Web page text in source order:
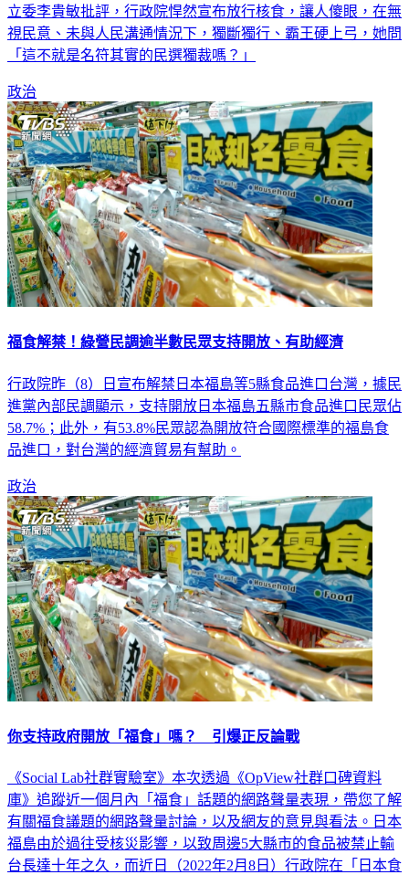
入跨太平洋夥伴全面進步協定（CPTPP）有更大助力。國民黨
立委李貴敏批評，行政院悍然宣布放行核食，讓人傻眼，在無
視民意、未與人民溝通情況下，獨斷獨行、霸王硬上弓，她問
政治
行政院昨（8）日宣布解禁日本福島等5縣食品進口台灣，據民
進黨內部民調顯示，支持開放日本福島五縣市食品進口民眾佔
58.7%；此外，有53.8%民眾認為開放符合國際標準的福島食
政治
《Social Lab社群實驗室》本次透過《OpView社群口碑資料
庫》追蹤近一個月內「福食」話題的網路聲量表現，帶您了解
有關福食議題的網路聲量討論，以及網友的意見與看法。日本
福島由於過往受核災影響，以致周邊5大縣市的食品被禁止輸